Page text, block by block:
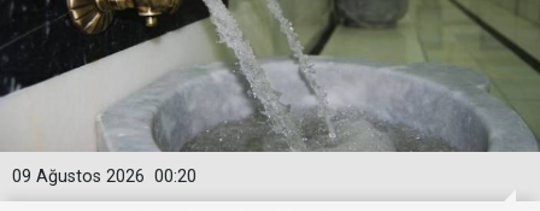
00:20
09 Ağustos 2026